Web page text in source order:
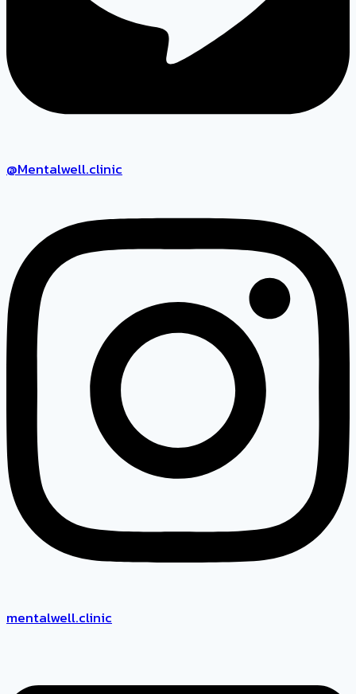
@Mentalwell.clinic
mentalwell.clinic